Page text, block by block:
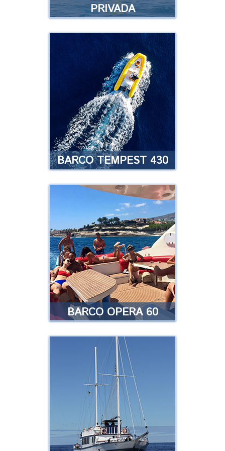
PRIVADA
MOTO DE AGUA
PRIVADA
¿Tienes licencia para manejar
embarcaciones y quieres alquilar
tu propia moto de agua sin
necesidad de realizar una
excursión guiada?
Leer más
BARCO TEMPEST 430
BARCO TEMPEST 430
¿Quieres conducir tu propia
embarcación sin necesidad de
ntulo y llevar a tu familia y
amigos?
Leer más
BARCO OPERA 60
BARCO OPERA 60
Servicio exclusivo, experiencia
lujosa, momentos inolvidables …